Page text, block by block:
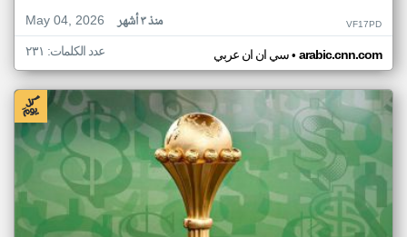
May 04, 2026
منذ ٣ أشهر VF17PD
سي ان ان عربي• arabic.cnn.com عدد الكلمات: ٢٣١